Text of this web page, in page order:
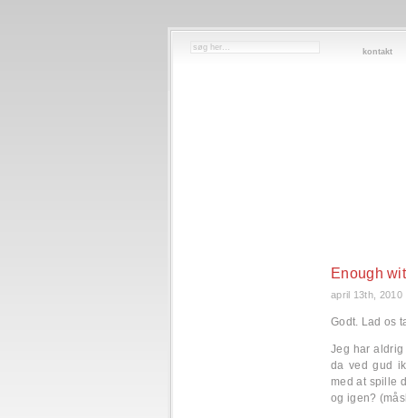
kontakt
Enough
april 13th, 2010
Godt. Lad os
Jeg har aldrig
da ved gud
med at spille
og igen?